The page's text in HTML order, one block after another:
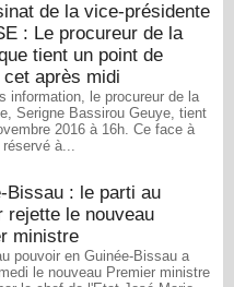
de la vice-présidente
: Le procureur de la
tient un point de
cet après midi
information, le procureur de la
Serigne Bassirou Geuye, tient
2016 à 16h. Ce face à
à...
Bissau : le parti au
rejette le nouveau
ministre
pouvoir en Guinée-Bissau a
le nouveau Premier ministre